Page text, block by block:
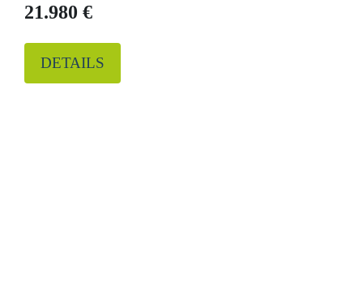
21.980 €
DETAILS